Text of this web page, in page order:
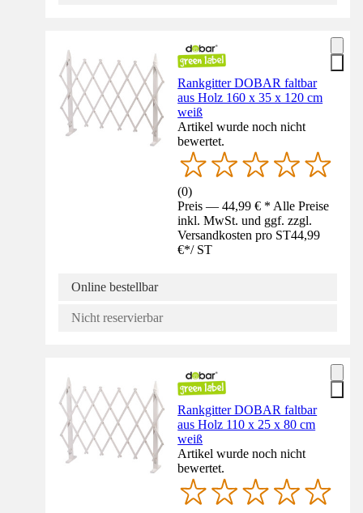
Rankgitter DOBAR faltbar
aus Holz 160 x 35 x 120 cm
weiß
Artikel wurde noch nicht
bewertet.
(0)
Preis — 44,99 € * Alle Preise
inkl. MwSt. und ggf. zzgl.
Versandkosten pro ST44,99
€*/ ST
Online bestellbar
Nicht reservierbar
Rankgitter DOBAR faltbar
aus Holz 110 x 25 x 80 cm
weiß
Artikel wurde noch nicht
bewertet.